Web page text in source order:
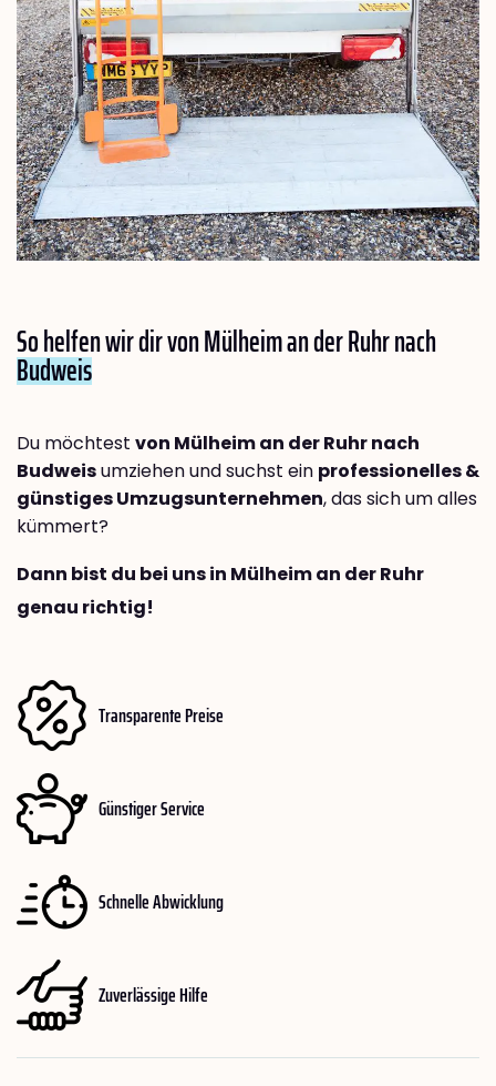
So helfen wir dir von Mülheim an der Ruhr nach
Budweis
Du möchtest von Mülheim an der Ruhr nach
Budweisumziehen und suchst ein professionelles &
günstiges Umzugsunternehmen, das sich um alles
kümmert?
Dann bist du bei uns in Mülheim an der Ruhr
genau richtig!
Transparente Preise
Günstiger Service
Schnelle Abwicklung
Zuverlässige Hilfe